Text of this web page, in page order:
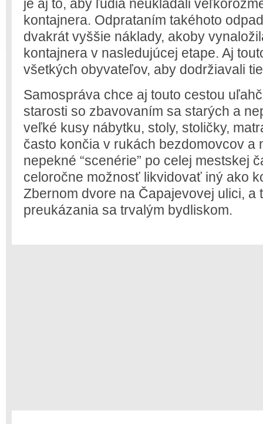
je aj to, aby ľudia neukladali
kontajnera. Odprataním takéhoto
dvakrát vyššie náklady, akoby
kontajnera v nasledujúcej etape. Aj
všetkých obyvateľov, aby dodržiavali
Samospráva chce aj touto cestou
starosti so zbavovaním sa starých a
veľké kusy nábytku, stoly, stoličky,
často končia v rukách bezdomovcov a
nepekné “scenérie” po celej mestskej
celoročne možnosť likvidovať iný ako
Zbernom dvore na Čapajevovej ulici, a
preukázania sa trvalým bydliskom.